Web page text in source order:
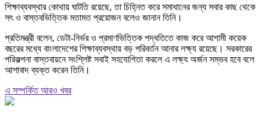
শিক্ষাব্যবস্থার কোথায় ঘাটতি রয়েছে, তা চিহ্নিত করে সমাধানের জন্য সবার কাছ থেকে
সৎ ও বাস্তবভিত্তিক মতামত প্রয়োজন বলেও জানান তিনি।
প্রতিমন্ত্রী বলেন, ডেটা-নির্ভর ও প্রমাণভিত্তিক পদ্ধতিতে কাজ করে আগামী কয়েক
বছরের মধ্যে বাংলাদেশের শিক্ষাব্যবস্থায় বড় পরিবর্তন আনার লক্ষ্য রয়েছে। সরকারের
পরিকল্পনা বাস্তবায়নে সংশ্লিষ্ট সবাই সহযোগিতা করলে এ লক্ষ্য অর্জন সম্ভব হবে বলে
আশাবাদ ব্যক্ত করেন তিনি।
এ সম্পর্কিত আরও খবর